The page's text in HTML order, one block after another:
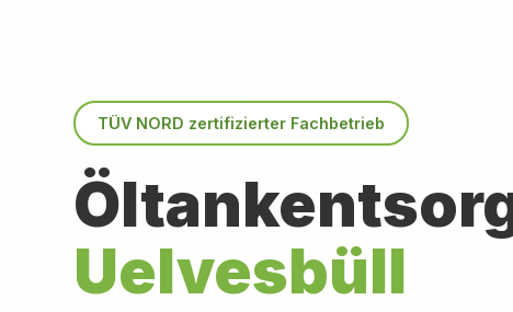
TÜV NORD zertifizierter Fachbetrieb
Uelvesbüll